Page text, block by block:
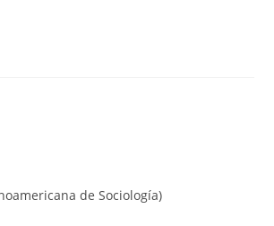
de Sociología)